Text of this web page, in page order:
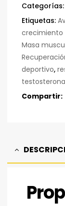
Categorías:
Etiquetas:
crecimiento
Masa
deportivo,
testosterona
Compartir: